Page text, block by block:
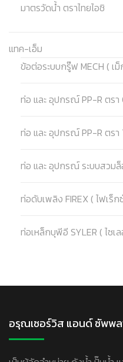
มาตรวัดน้ำ ตราไทยไอชิ
แทค-เอ็ม
ข้อต่อระบบกรู๊ฟ MECH ( เม็
ท่อ และ อุปกรณ์ PP-R ตรา
ท่อ และ อุปกรณ์ PP-R ตรา
ท่อ และ อุปกรณ์ ระบบสวมล็
ท่อดับเพลิง FIREX ( ไฟเร็ก
ท่อเหล็กบุพีอี SYLER ( ไซเ
อรุณเซอร์วิส แอนด์ ซัพพ